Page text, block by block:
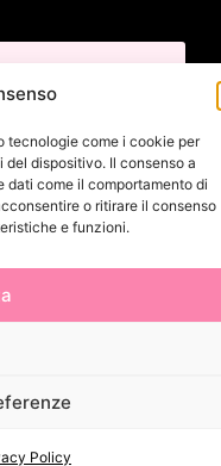
tecnologie come i cookie per
dispositivo. Il consenso a
dati come il comportamento di
o ritirare il consenso
e funzioni.
Policy
| Made with byJenny